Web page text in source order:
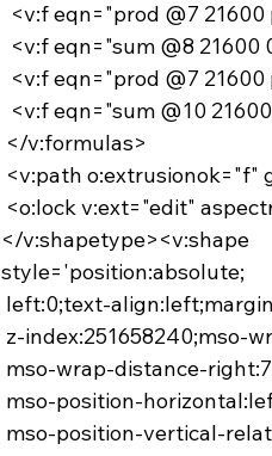
<v:f eqn="prod @7 21600
<v:f eqn="sum @8 21600
<v:f eqn="prod @7 21600
<v:f eqn="sum @10
</v:formulas>
<v:path o:extrusionok="f"
<o:lock v:ext="edit"
</
style='position:absolute;
left:0;text-
z-index:251658240;mso-
mso-wrap-distance-
mso-position-
mso-position-vertical-